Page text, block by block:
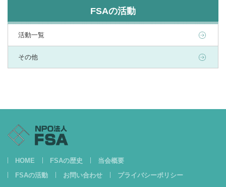
FSAの活動
活動一覧
その他
HOME FSAの歴史
当会概要
FSAの活動
お問い合わせ プライバシーポリシー